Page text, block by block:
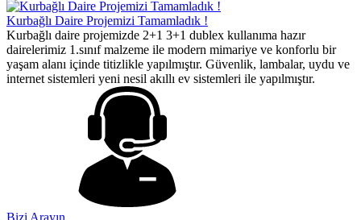
Kurbağlı Daire Projemizi Tamamladık !
Kurbağlı daire projemizde 2+1 3+1 dublex kullanıma hazır
dairelerimiz 1.sınıf malzeme ile modern mimariye ve konforlu bir
yaşam alanı içinde titizlikle yapılmıştır. Güvenlik, lambalar, uydu ve
internet sistemleri yeni nesil akıllı ev sistemleri ile yapılmıştır.